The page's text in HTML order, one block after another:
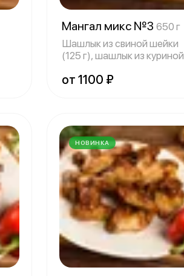
Мангал микс №3 650 г
Шашлык из свиной шейки
(125 г), шашлык из куриной
от 1100 ₽
НОВИНКА